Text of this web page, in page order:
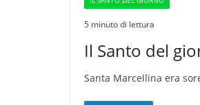
5 minuto di lettura
Il Santo del
Santa Marcellina era